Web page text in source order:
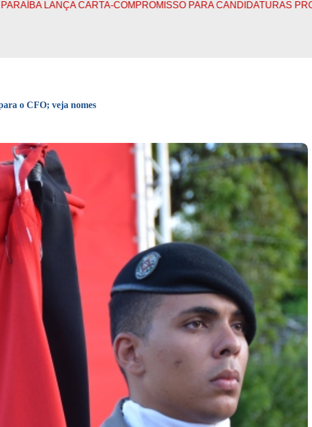
COMPROMISSO PARA CANDIDATURAS PROGRESSISTAS
o CFO; veja nomes